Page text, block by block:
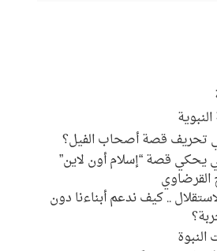
تحريف قصة أصحاب الفيل؟
يحكي قصة “إسلام أون لاين”
القرضاوي
.. كيف ندعم أبناءنا دون